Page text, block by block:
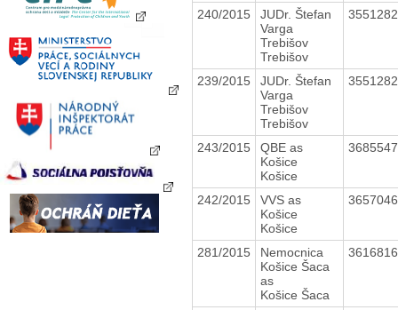
240/2015
JUDr. Štefan
Varga
Trebišov
Trebišov
239/2015
JUDr. Štefan
Varga
Trebišov
Trebišov
243/2015
QBE as
Košice
Košice
242/2015
VVS as
Košice
Košice
281/2015
Nemocnica
Košice Šaca
as
Košice Šaca